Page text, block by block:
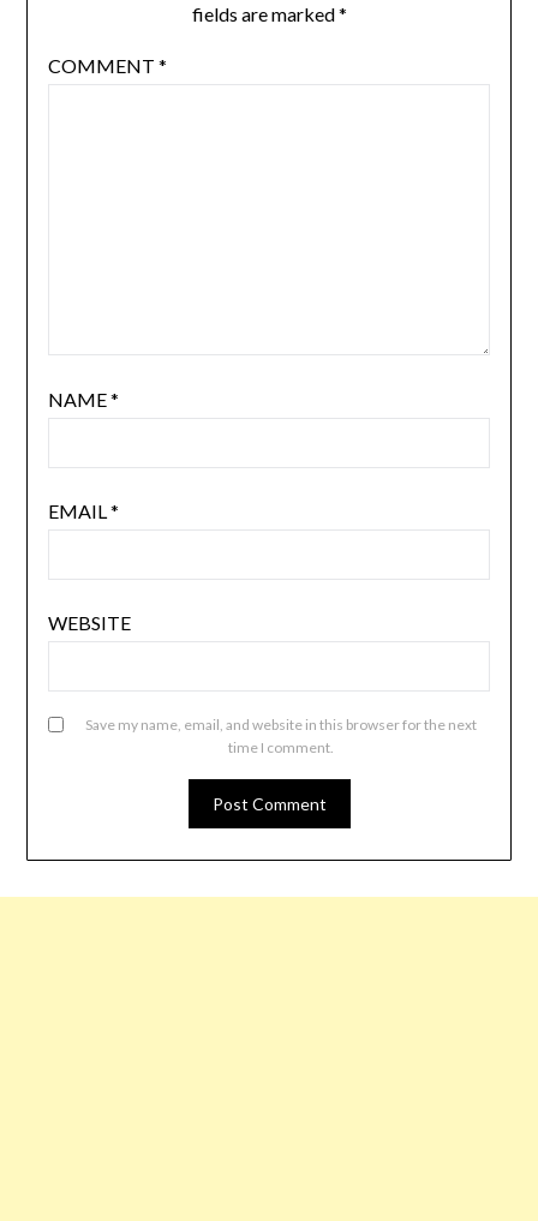
fields are marked*
COMMENT *
NAME*
EMAIL *
WEBSITE
Save my name, email, and website in this browser for the next
time I comment.